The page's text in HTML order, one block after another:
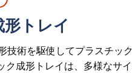
トレイ
技術を駆使してプラスチッ
ク成形トレイは、多様なサ